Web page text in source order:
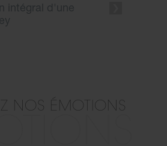
intégral d'une
NOS ÉMOTIONS